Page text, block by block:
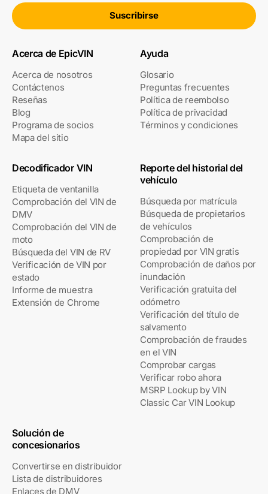
Suscribirse
Acerca de EpicVIN
Acerca de nosotros
Contáctenos
Reseñas
Blog
Programa de socios
Mapa del sitio
Ayuda
Glosario
Preguntas frecuentes
Política de reembolso
Política de privacidad
Términos y condiciones
Decodificador VIN
Etiqueta de ventanilla
Comprobación del VIN de
DMV
Comprobación del VIN de
moto
Búsqueda del VIN de RV
Verificación de VIN por
estado
Informe de muestra
Extensión de Chrome
Reporte del historial del
vehículo
Búsqueda por matrícula
Búsqueda de propietarios
de vehículos
Comprobación de
propiedad por VIN gratis
Comprobación de daños por
inundación
Verificación gratuita del
odómetro
Verificación del título de
salvamento
Comprobación de fraudes
en el VIN
Comprobar cargas
Verificar robo ahora
MSRP Lookup by VIN
Classic Car VIN Lookup
Solución de
concesionarios
Convertirse en distribuidor
Lista de distribuidores
Enlaces de DMV